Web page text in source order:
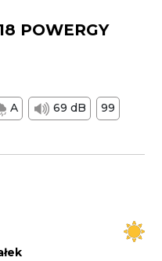
POWERGY
A 69 dB
99